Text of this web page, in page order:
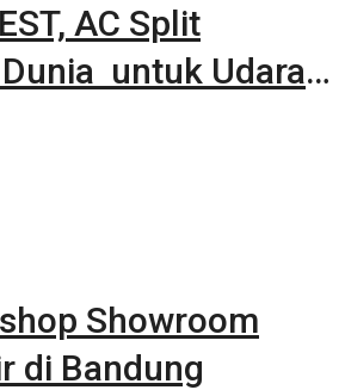
AC Split
untuk Udara
Showroom
di Bandung